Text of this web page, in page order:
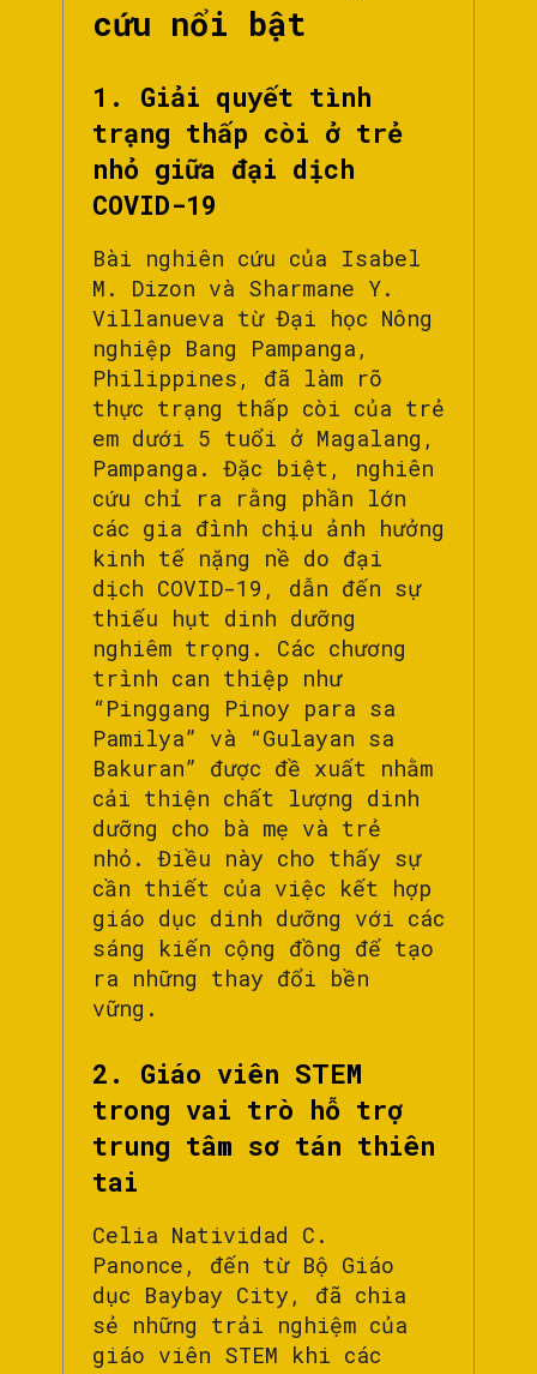
cứu nổi bật
1. Giải quyết tình
trạng thấp còi ở trẻ
nhỏ giữa đại dịch
COVID-19
Bài nghiên cứu của Isabel
M. Dizon và Sharmane Y.
Villanueva từ Đại học Nông
nghiệp Bang Pampanga,
Philippines, đã làm rõ
thực trạng thấp còi của trẻ
em dưới 5 tuổi ở Magalang,
Pampanga. Đặc biệt, nghiên
cứu chỉ ra rằng phần lớn
các gia đình chịu ảnh hưởng
kinh tế nặng nề do đại
dịch COVID-19, dẫn đến sự
thiếu hụt dinh dưỡng
nghiêm trọng. Các chương
trình can thiệp như
“Pinggang Pinoy para sa
Pamilya” và “Gulayan sa
Bakuran” được đề xuất nhằm
cải thiện chất lượng dinh
dưỡng cho bà mẹ và trẻ
nhỏ. Điều này cho thấy sự
cần thiết của việc kết hợp
giáo dục dinh dưỡng với các
sáng kiến cộng đồng để tạo
ra những thay đổi bền
vững.
2. Giáo viên STEM
trong vai trò hỗ trợ
trung tâm sơ tán thiên
tai
Celia Natividad C.
Panonce, đến từ Bộ Giáo
dục Baybay City, đã chia
sẻ những trải nghiệm của
giáo viên STEM khi các